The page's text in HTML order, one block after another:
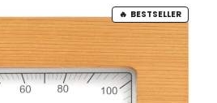
BESTSELLER